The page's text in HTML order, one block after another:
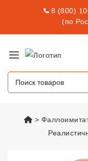
8 (800)
(по
vsexshop.ru